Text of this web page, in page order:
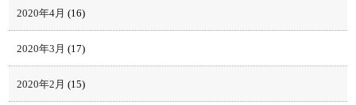
2020年4月 (16)
2020年3月 (17)
2020年2月 (15)